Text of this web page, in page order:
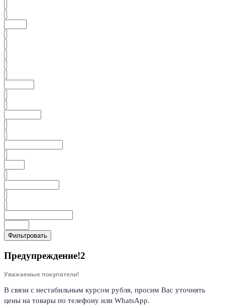
Фильтровать
Предупреждение!2
Уважаемые покупатели!
В связи с нестабильным курсом рубля, просим Вас уточнять
цены на товары по телефону или WhatsApp.